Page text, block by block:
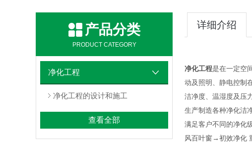
产品分类
PRODUCT CATEGORY
净化工程
净化工程的设计和施工
查看全部
详细介绍
净化工程是在一定空
动及照明、静电控制
洁净度、温湿度及压
生产制造各种净化洁
满足客户不同的净化
风百叶窗→初效净化